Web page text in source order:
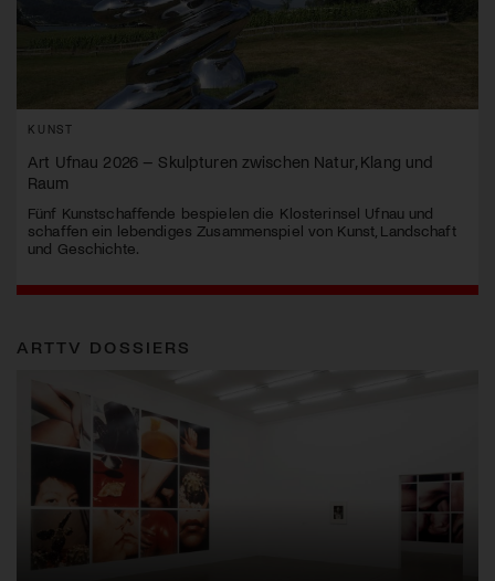
KUNST
Art Ufnau 2026 – Skulpturen zwischen Natur, Klang und
Raum
Fünf Kunstschaffende bespielen die Klosterinsel Ufnau und
schaffen ein lebendiges Zusammenspiel von Kunst, Landschaft
und Geschichte.
ARTTV DOSSIERS